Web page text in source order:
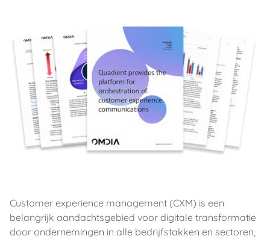
Customer experience management (CXM) is een
belangrijk aandachtsgebied voor digitale transformatie
door ondernemingen in alle bedrijfstakken en sectoren,